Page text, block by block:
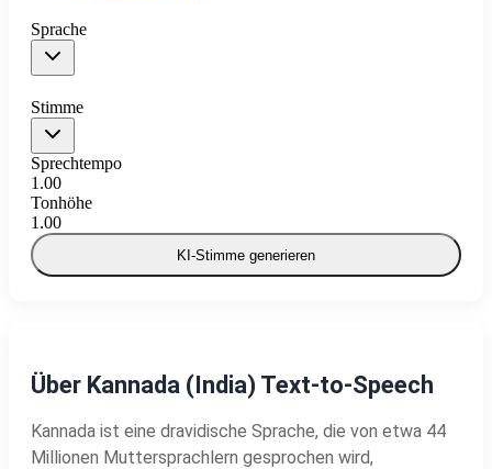
Sprache
Stimme
Sprechtempo
1.00
Tonhöhe
1.00
KI-Stimme generieren
Über Kannada (India) Text-to-Speech
Kannada ist eine dravidische Sprache, die von etwa 44
Millionen Muttersprachlern gesprochen wird,